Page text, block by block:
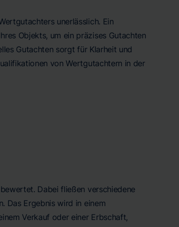
unerlässlich. Ein
Objekts, um ein präzises Gutachten
Gutachten sorgt für Klarheit und
von Wertgutachtern in der
Dabei fließen verschiedene
Das Ergebnis wird in einem
Verkauf oder einer Erbschaft,